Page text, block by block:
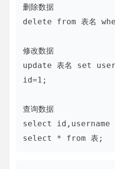
删除数据
delete from 表名
修改数据
update 表名 set
id=1;
查询数据
select id,username